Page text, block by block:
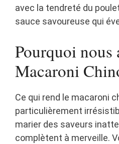
avec la tendreté du
sauce savoureuse qui
Pourquoi nous
Macaroni
Ce qui rend le macaroni
particulièrement
marier des saveurs
complètent à merveille.